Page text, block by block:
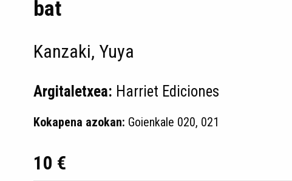
bat
Kanzaki, Yuya
Argitaletxea: Harriet Ediciones
Kokapena azokan: Goienkale 020, 021
10 €